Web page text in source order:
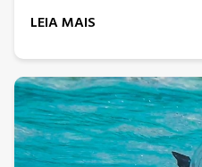
LEIA MAIS